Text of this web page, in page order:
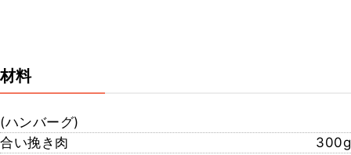
材料
(ハンバーグ)
合い挽き肉
300g